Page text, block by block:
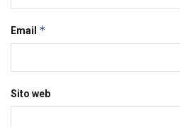
Email *
Sito web